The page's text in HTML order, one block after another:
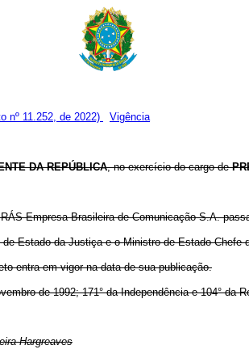
nº 11.252, de 2022) Vigência
DA REPÚBLICA, no exercício do cargo de
Empresa Brasileira de Comunicação S.A.
Estado da Justiça e o Ministro de Estado
entra em vigor na data de sua publicação.
de 1992; 171° da Independência e 104° da
Hargreaves